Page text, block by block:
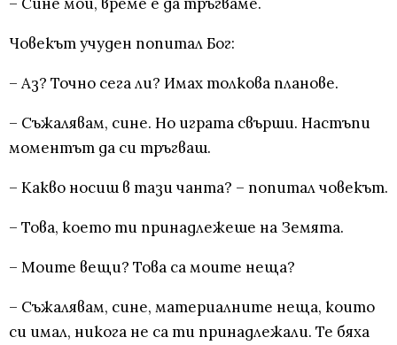
Човекът учуден попитал Бог:
– Аз? Точно сега ли? Имах толкова планове.
– Съжалявам, сине. Но играта свърши. Настъпи
моментът да си тръгваш.
– Какво носиш в тази чанта? – попитал човекът.
– Това, което ти принадлежеше на Земята.
– Моите вещи? Това са моите неща?
– Съжалявам, сине, материалните неща, които
си имал, никога не са ти принадлежали. Те бяха